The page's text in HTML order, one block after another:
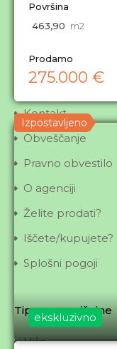
Površina
463,90 m2
Prodamo
275.000 €
Izpostavljeno
ekskluzivno
Navigacija
Prodamo
Kontakt
Obveščanje
Pravno obvestilo
O agenciji
Želite prodati?
Iščete/kupujete?
Splošni pogoji
Tip nepremičnine
Hiše